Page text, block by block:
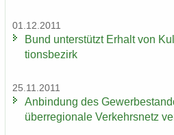
01.12.2011
Bund un­ter­stützt Er­halt von
ti­ons­be­zirk
25.11.2011
An­bin­dung des
über­re­gio­na­le Ver­kehrs­netz